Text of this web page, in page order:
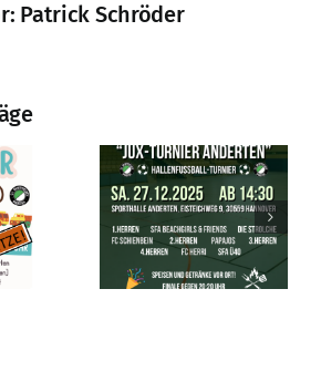
Patrick Schröder
Bericht:
2025